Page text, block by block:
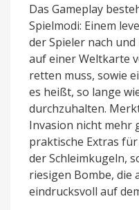
Das Gameplay
Spielmodi: Einem
der Spieler nach
auf einer Weltkarte
retten muss, sowie
es heißt, so lange
durchzuhalten.
Invasion nicht mehr
praktische Extras
der Schleimkugeln,
riesigen Bombe, die
eindrucksvoll auf